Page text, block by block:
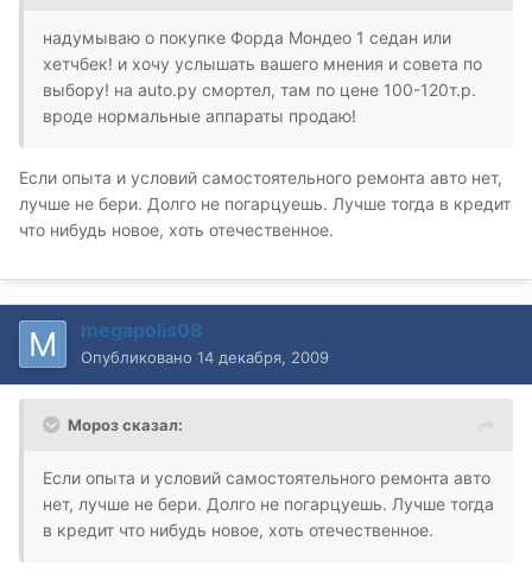
надумываю о покупке Форда Мондео 1 седан или
хетчбек! и хочу услышать вашего мнения и совета по
выбору! на auto.ру смортел, там по цене 100-120т.р.
вроде нормальные аппараты продаю!
Если опыта и условий самостоятельного ремонта авто нет,
лучше не бери. Долго не погарцуешь. Лучше тогда в кредит
что нибудь новое, хоть отечественное.
megapolis08
Опубликовано 14 декабря, 2009
Мороз сказал:
Если опыта и условий самостоятельного ремонта авто
нет, лучше не бери. Долго не погарцуешь. Лучше тогда
в кредит что нибудь новое, хоть отечественное.